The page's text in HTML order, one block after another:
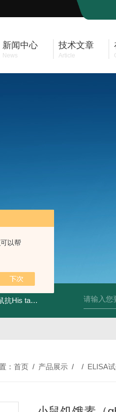
以帮
新闻中心
News
技术文章
Article
抗His tag 组织细胞固定液（8％，
：首页 / 产品展示 / / ELISA